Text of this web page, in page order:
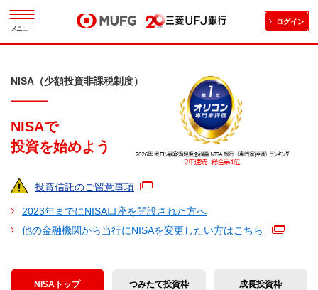
メニュー
ログイン
NISA（少額投資非課税制度）
NISAで
投資を始めよう
投資信託のご留意事項
2023年までにNISA口座を開設された方へ
他の金融機関から当行にNISAを変更したい方はこちら
NISAトップ つみたて投資枠 成長投資枠